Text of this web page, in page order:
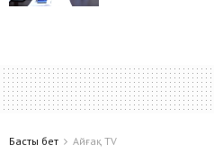
Басты бет Айғақ TV